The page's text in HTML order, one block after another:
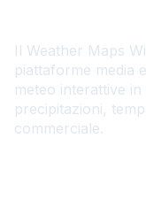
Il Weather Maps
piattaforme media
meteo interattive
precipitazioni,
commerciale.